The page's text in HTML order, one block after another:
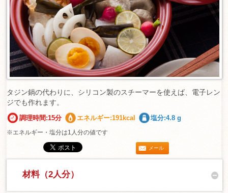
タジン鍋の代わりに、シリコン製のスチーマーを使えば、電子レン
ジでも作れます。
調理時間:15分 エネルギー:191kcal 塩分:4.8 g
※エネルギー・塩分は1人分の値です
メール
材料（2人分）